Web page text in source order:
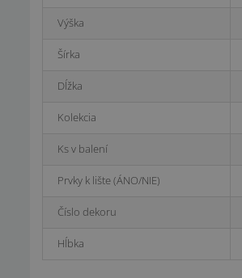
Výška
Šírka
Dĺžka
Kolekcia
Ks v balení
Prvky k lište (ÁNO/NIE)
Číslo dekoru
Hĺbka